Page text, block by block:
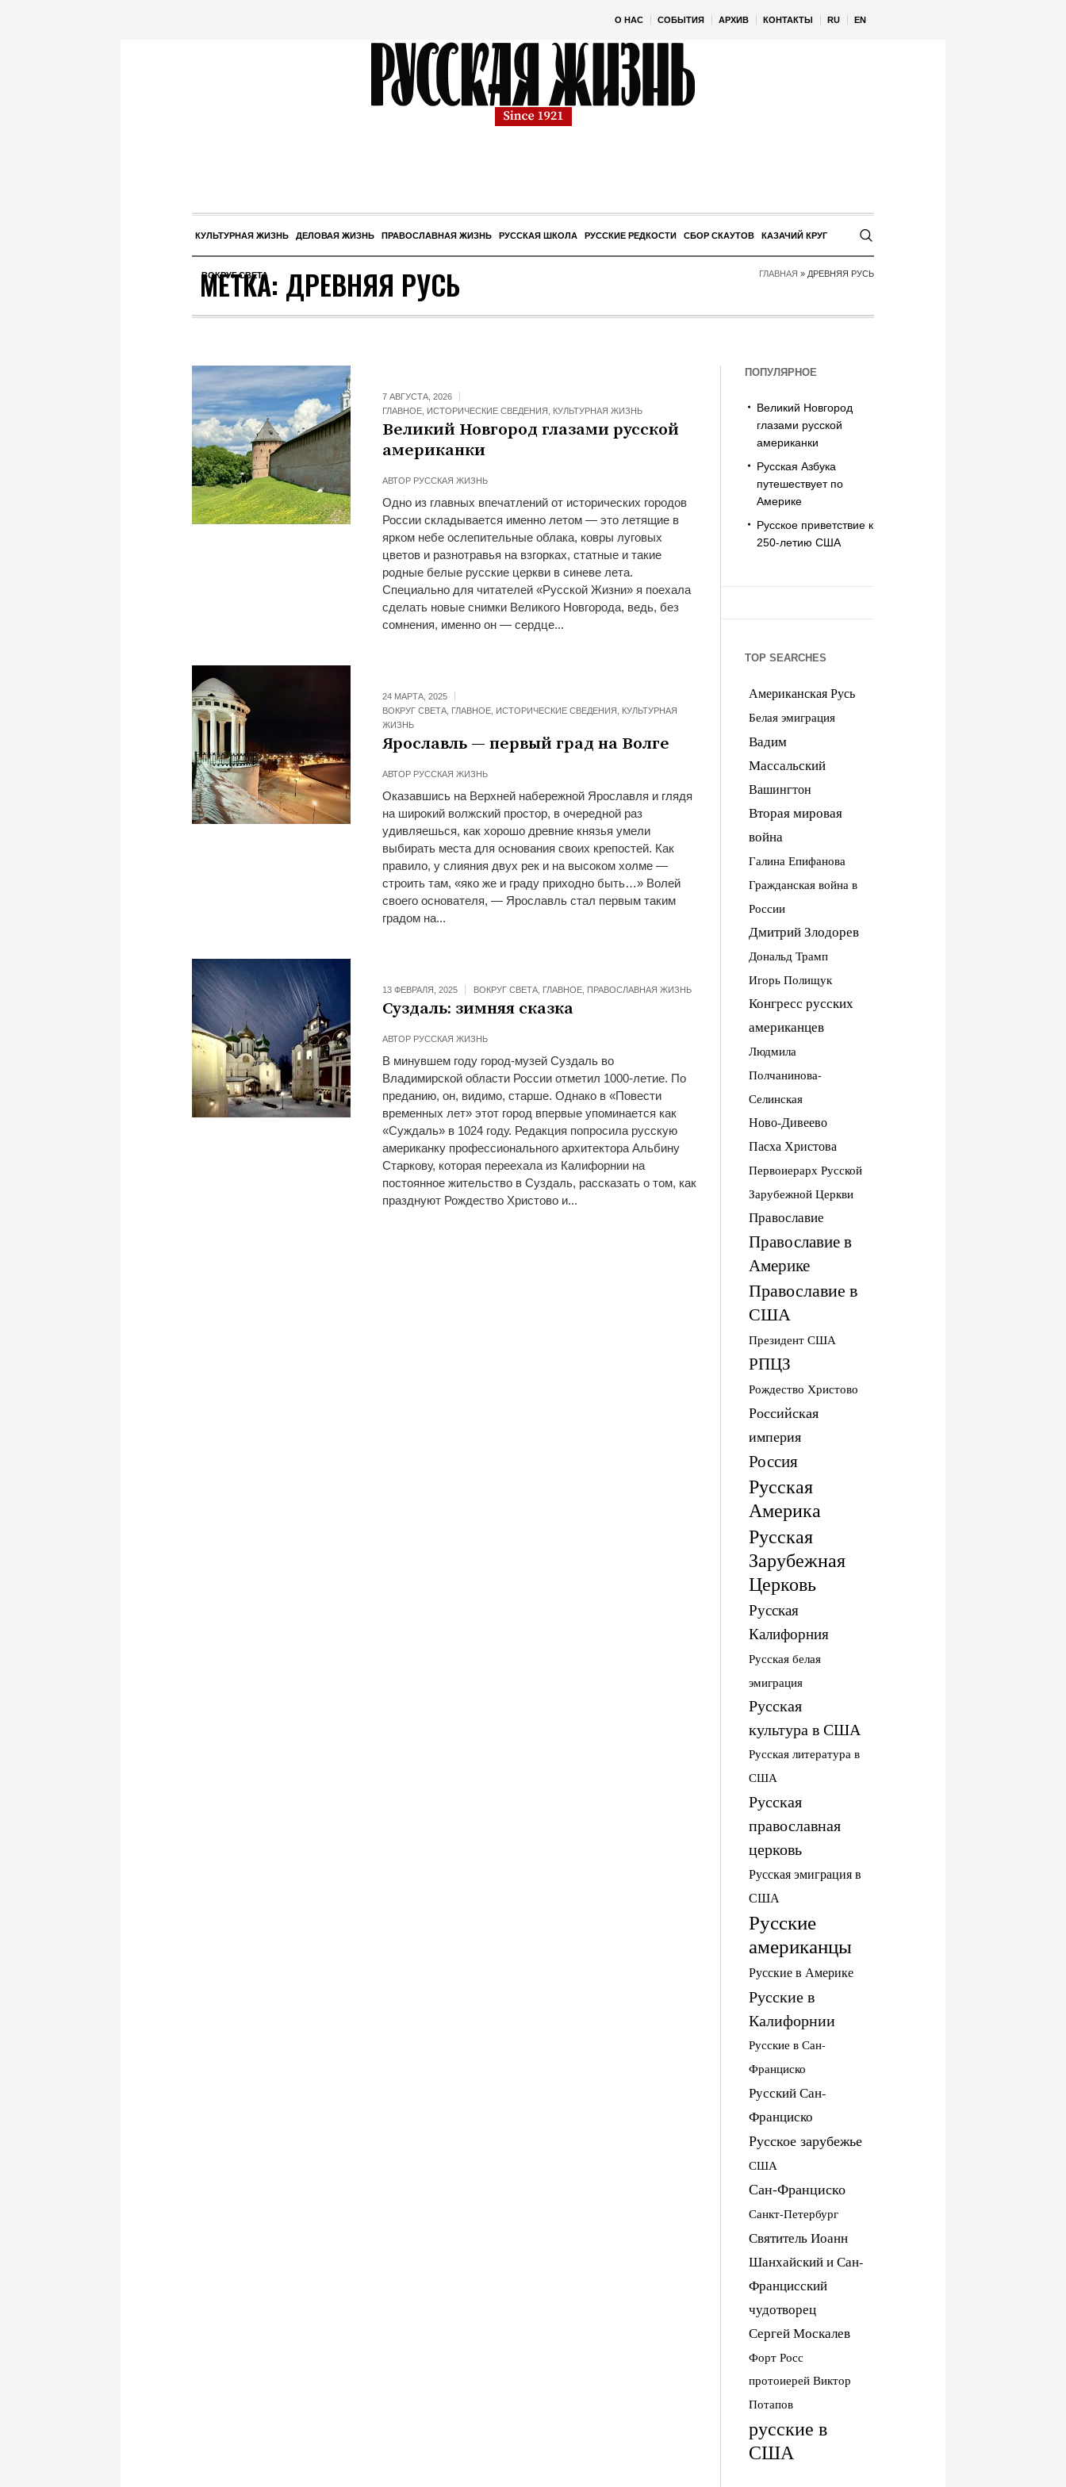
О НАС СОБЫТИЯ АРХИВ КОНТАКТЫ RU EN
КУЛЬТУРНАЯ ЖИЗНЬ ДЕЛОВАЯ ЖИЗНЬ ПРАВОСЛАВНАЯ ЖИЗНЬ РУССКАЯ ШКОЛА РУССКИЕ РЕДКОСТИ СБОР СКАУТОВ КАЗАЧИЙ КРУГ
ВОКРУГ СВЕТА
МЕТКА: ДРЕВНЯЯ РУСЬ ГЛАВНАЯ » ДРЕВНЯЯ РУСЬ
7 АВГУСТА, 2026
ГЛАВНОЕ, ИСТОРИЧЕСКИЕ СВЕДЕНИЯ КУЛЬТУРНАЯ ЖИЗНЬ
Великий Новгород глазами русской
американки
АВТОР РУССКАЯ ЖИЗНЬ
Одно из главных впечатлений от исторических городов
России складывается именно летом — это летящие в
ярком небе ослепительные облака, ковры луговых
цветов и разнотравья на взгорках, статные и такие
родные белые русские церкви в синеве лета.
Специально для читателей «Русской Жизни» я поехала
сделать новые снимки Великого Новгорода, ведь, без
сомнения, именно он — сердце...
24 МАРТА, 2025
ВОКРУГ СВЕТА, ГЛАВНОЕ, ИСТОРИЧЕСКИЕ СВЕДЕНИЯ
КУЛЬТУРНАЯ
ЖИЗНЬ
Ярославль — первый град на Волге
АВТОР РУССКАЯ ЖИЗНЬ
Оказавшись на Верхней набережной Ярославля и глядя
на широкий волжский простор, в очередной раз
удивляешься, как хорошо древние князья умели
выбирать места для основания своих крепостей. Как
правило, у слияния двух рек и на высоком холме —
строить там, «яко же и граду приходно быть…» Волей
своего основателя, — Ярославль стал первым таким
градом на...
13 ФЕВРАЛЯ, 2025 ВОКРУГ СВЕТА, ГЛАВНОЕ, ПРАВОСЛАВНАЯ ЖИЗНЬ
Суздаль: зимняя сказка
АВТОР РУССКАЯ ЖИЗНЬ
В минувшем году город-музей Суздаль во
Владимирской области России отметил 1000-летие. По
преданию, он, видимо, старше. Однако в «Повести
временных лет» этот город впервые упоминается как
«Суждаль» в 1024 году. Редакция попросила русскую
американку профессионального архитектора Альбину
Старкову, которая переехала из Калифорнии на
постоянное жительство в Суздаль, рассказать о том, как
празднуют Рождество Христово и...
ПОПУЛЯРНОЕ
Великий Новгород
глазами русской
американки
Русская Азбука
путешествует по
Америке
Русское приветствие к
250-летию США
TOP SEARCHES
Американская Русь
Белая эмиграция
Вадим
Массальский
Вашингтон
Вторая мировая
война
Галина Епифанова
Гражданская война в
России
Дмитрий Злодорев
Дональд Трамп
Игорь Полищук
Конгресс русских
американцев
Людмила
Полчанинова-
Селинская
Ново-Дивеево
Пасха Христова
Первоиерарх Русской
Зарубежной Церкви
Православие
Православие в
Америке
Православие в
США
Президент США
РПЦЗ
Рождество Христово
Российская
империя
Россия
Русская
Америка
Русская
Зарубежная
Церковь
Русская
Калифорния
Русская белая
эмиграция
Русская
культура в США
Русская литература в
США
Русская
православная
церковь
Русская эмиграция в
США
Русские
американцы
Русские в Америке
Русские в
Калифорнии
Русские в Сан-
Франциско
Русский Сан-
Франциско
Русское зарубежье
США
Сан-Франциско
Санкт-Петербург
Святитель Иоанн
Шанхайский и Сан-
Францисский
чудотворец
Сергей Москалев
Форт Росс
протоиерей Виктор
Потапов
русские в
США